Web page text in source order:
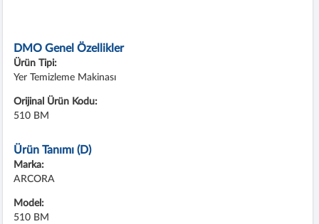
DMO Genel Özellikler
Ürün Tipi:
Yer Temizleme Makinası
Orijinal Ürün Kodu:
510 BM
Ürün Tanımı (D)
Marka:
ARCORA
Model:
510 BM